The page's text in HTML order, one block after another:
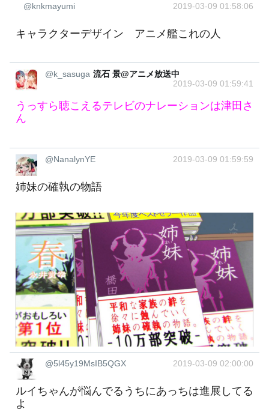
@knkmayumi 2019-03-09 01:58:06
キャラクターデザイン アニメ艦これの人
@k_sasuga 流石 景@アニメ放送中
2019-03-09 01:59:41
うっすら聴こえるテレビのナレーションは津田さ
ん
@NanalynYE 2019-03-09 01:59:59
姉妹の確執の物語
@5l45y19MsIB5QGX 2019-03-09 02:00:00
ルイちゃんが悩んでるうちにあっちは進展してる
よ